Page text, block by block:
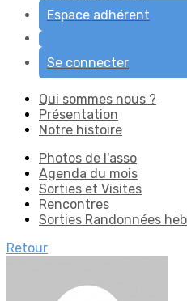
Espace adhérent
Se connecter
Qui sommes nous ?
Présentation
Notre histoire
Photos de l'asso
Agenda du mois
Sorties et Visites
Rencontres
Sorties Randonnées
Retour